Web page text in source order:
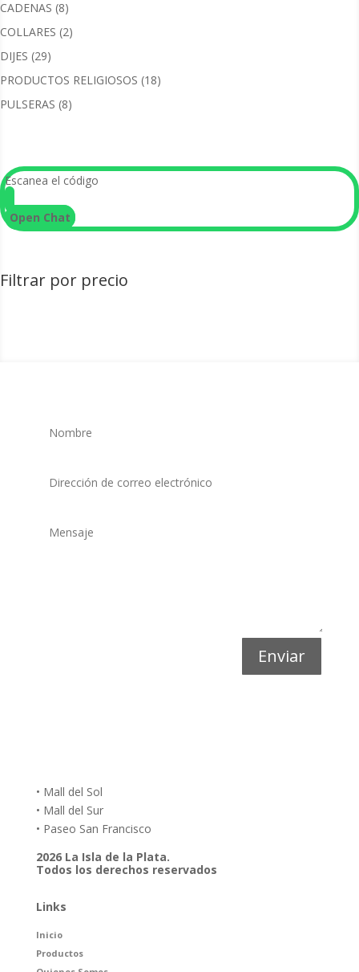
CADENAS 88
productos
COLLARES 22
DIJES 2929
productos
PRODUCTOS RELIGIOSOS 1818
PULSERAS 88
Escanea el código
Open Chat
Filtrar por precio
Enviar
• Mall del Sol
• Mall del Sur
• Paseo San Francisco
2026 La Isla de la Plata.
Todos los derechos reservados
Links
Inicio
Productos